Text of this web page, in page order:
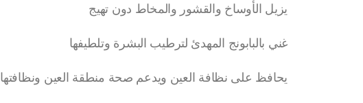
يزيل الأوساخ والقشور والمخاط دون تهيج
غني بالبابونج المهدئ لترطيب البشرة وتلطيفها
يحافظ على نظافة العين ويدعم صحة منطقة العين ونظافتها